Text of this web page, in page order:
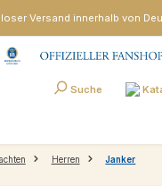
Versand innerhalb von
Suche
Herren Janker